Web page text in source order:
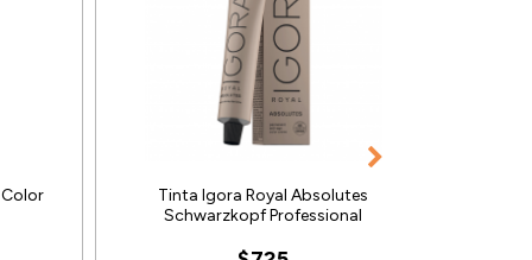
Tinta Igora Royal Absolutes
Schwarzkopf Professional